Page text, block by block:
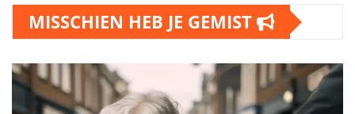
MISSCHIEN HEB JE GEMIST